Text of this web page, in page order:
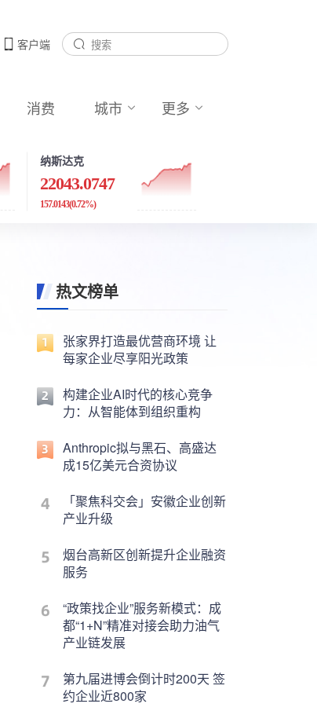
客户端
消费 城市 更多
纳斯达克
22043.0747
157.0143(0.72%)
热文榜单
张家界打造最优营商环境 让
每家企业尽享阳光政策
构建企业AI时代的核心竞争
力：从智能体到组织重构
Anthropic拟与黑石、高盛达
成15亿美元合资协议
「聚焦科交会」安徽企业创新
产业升级
烟台高新区创新提升企业融资
服务
“政策找企业”服务新模式：成
都“1+N”精准对接会助力油气
产业链发展
第九届进博会倒计时200天 签
约企业近800家